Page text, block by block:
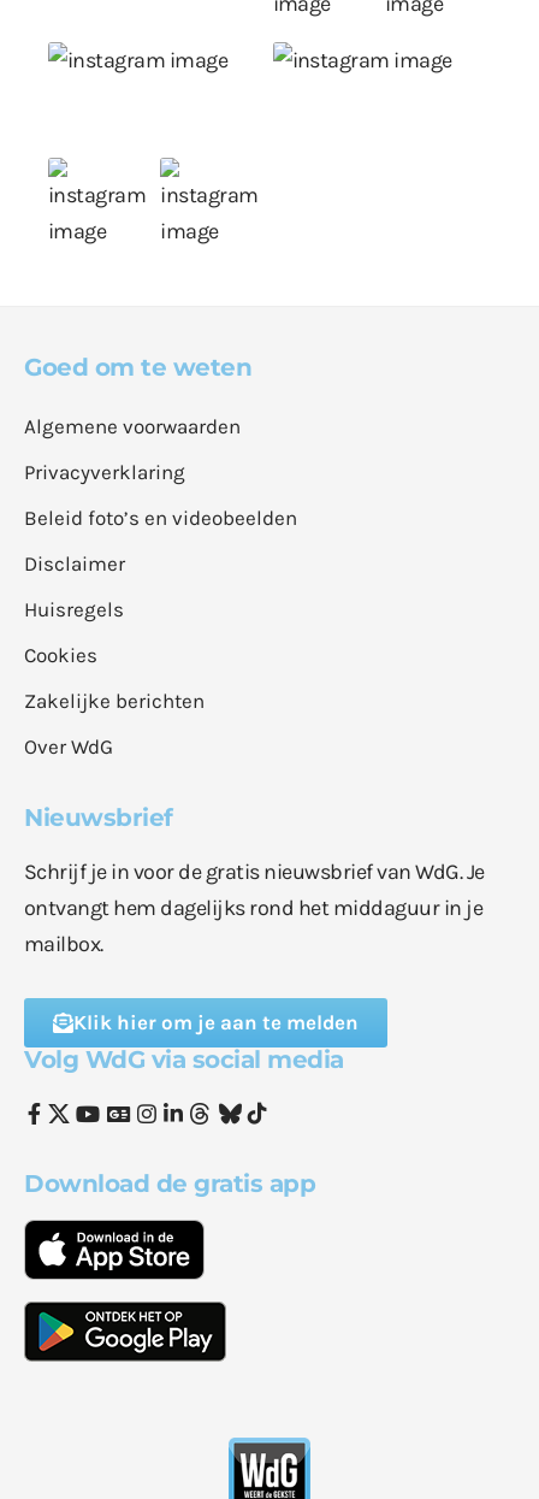
Goed om te weten
Algemene voorwaarden
Privacyverklaring
Beleid foto’s en videobeelden
Disclaimer
Huisregels
Cookies
Zakelijke berichten
Over WdG
Nieuwsbrief
Schrijf je in voor de gratis nieuwsbrief van WdG. Je
ontvangt hem dagelijks rond het middaguur in je
mailbox.
Klik hier om je aan te melden
Volg WdG via social media
Download de gratis app